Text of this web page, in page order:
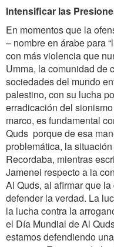
Intensificar las
En momentos que la
– nombre en árabe para
con más violencia que
Umma, la comunidad de
sociedades del mundo
palestino, con su lucha
erradicación del
marco, es fundamental
Quds porque de esa
problemática, la
Recordaba, mientras
Jamenei respecto a la
Al Quds, al afirmar que
defender la verdad. La
la lucha contra la
el Día Mundial de Al
estamos defendiendo